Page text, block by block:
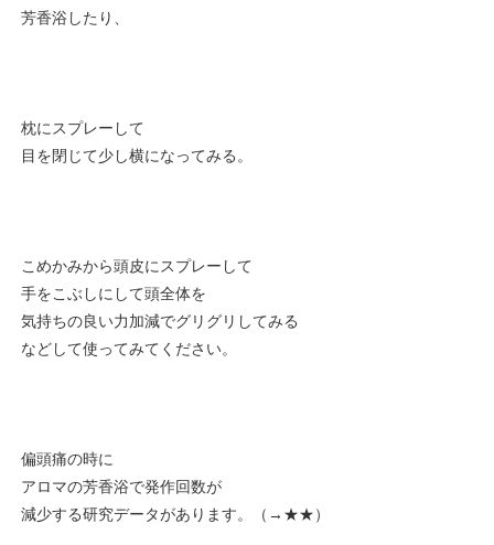
芳香浴したり、
枕にスプレーして
目を閉じて少し横になってみる。
こめかみから頭皮にスプレーして
手をこぶしにして頭全体を
気持ちの良い力加減でグリグリしてみる
などして使ってみてください。
偏頭痛の時に
アロマの芳香浴で発作回数が
減少する研究データがあります。（→ ★★ ）